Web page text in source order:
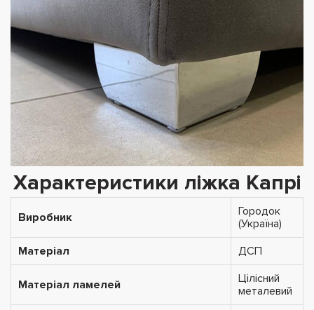
Характеристики ліжка Капрі
Виробник
Городок
(Україна)
Матеріал
ДСП
Матеріал ламелей
Цілісний
металевий